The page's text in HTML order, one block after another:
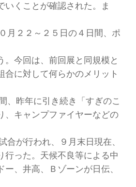
くことが確認された。ま
月２２～２５日の４日間、ポ
今回は、前回展と同規模と
に対して何らかのメリット
、昨年に引き続き「すぎのこ
、キャンプファイヤーなどの
が行われ、９月末日現在、
行った。天候不良等による中
、井高、Ｂゾーンが日伝、